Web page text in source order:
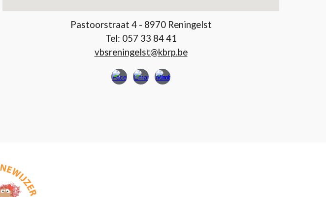
Pastoorstraat 4 - 8970 Reningelst
Tel: 057 33 84 41
vbsreningelst@kbrp.be